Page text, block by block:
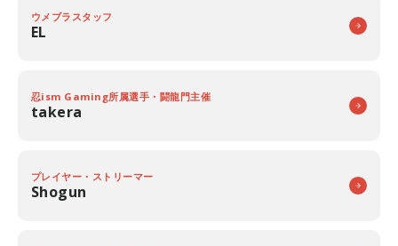
ウメブラスタッフ
EL
忍ism Gaming所属選手・闘龍門主催
takera
プレイヤー・ストリーマー
Shogun